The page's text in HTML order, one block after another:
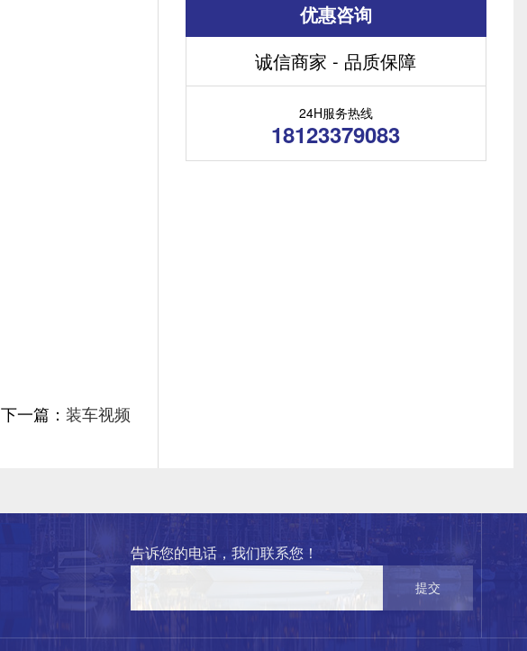
下一篇： 装车视频
优惠咨询
诚信商家 - 品质保障
24H服务热线
18123379083
告诉您的电话，我们联系您！